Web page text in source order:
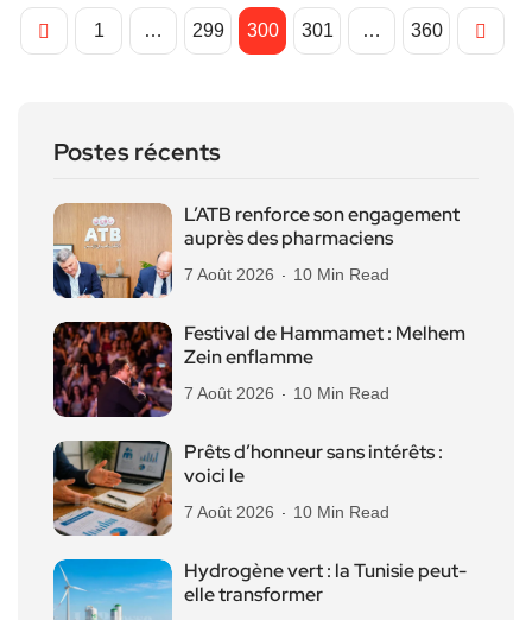
1 … 299 300 301 … 360
Postes récents
L’ATB renforce son engagement
auprès des pharmaciens
7 Août 2026 10 Min Read
Festival de Hammamet : Melhem
Zein enflamme
7 Août 2026 10 Min Read
Prêts d’honneur sans intérêts :
voici le
7 Août 2026 10 Min Read
Hydrogène vert : la Tunisie peut-
elle transformer